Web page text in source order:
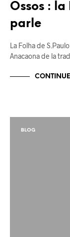
Ossos : la
parle
La Folha de
Anacaona de la
BLOG